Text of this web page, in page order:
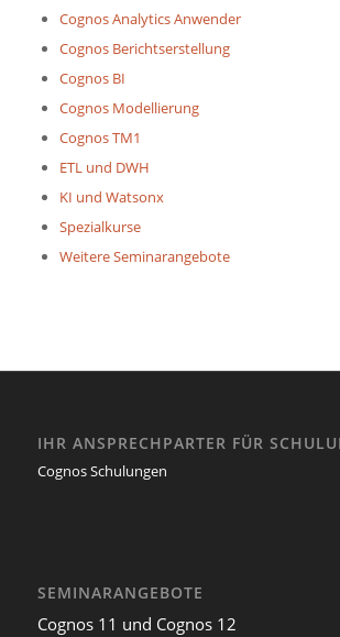
Cognos Analytics Anwender
Cognos Berichtserstellung
Cognos BI
Cognos Modellierung
Cognos TM1
ETL und DWH
KI und Watsonx
Spezialkurse
Weitere Seminarangebote
IHR ANSPRECHPARTER FÜR
Cognos Schulungen
SEMINARANGEBOTE
Cognos 11 und Cognos 12